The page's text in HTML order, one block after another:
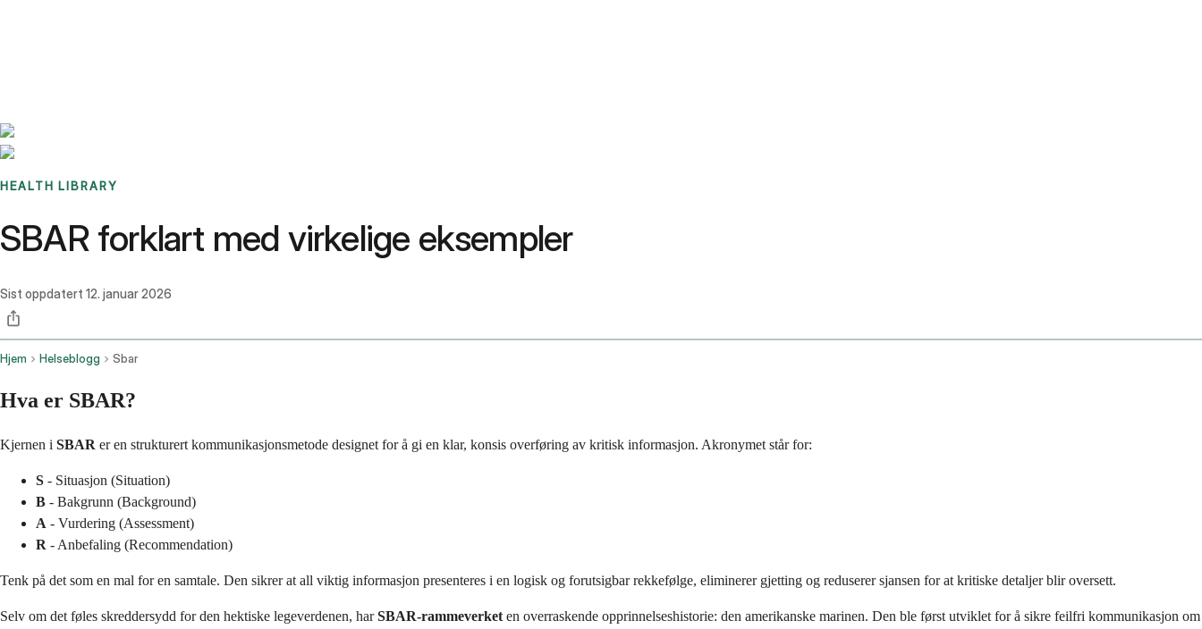
HEALTH LIBRARY
SBAR forklart med virkelige eksempler
Sist oppdatert 12. januar 2026
Hjem Helseblogg Sbar
Hva er SBAR?
Kjernen i SBAR er en strukturert kommunikasjonsmetode designet for å gi en klar, konsis overføring av kritisk informasjon. Akronymet står for:
S - Situasjon (Situation)
B - Bakgrunn (Background)
A - Vurdering (Assessment)
R - Anbefaling (Recommendation)
Tenk på det som en mal for en samtale. Den sikrer at all viktig informasjon presenteres i en logisk og forutsigbar rekkefølge, eliminerer gjetting og reduserer sjansen for at kritiske detaljer blir oversett.
Selv om det føles skreddersydd for den hektiske legeverdenen, harSBAR-rammeverket en overraskende opprinnelseshistorie: den amerikanske marinen. Den ble først utviklet for å sikre feilfri kommunikasjon om